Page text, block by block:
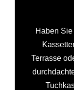
Haben
Terrasse